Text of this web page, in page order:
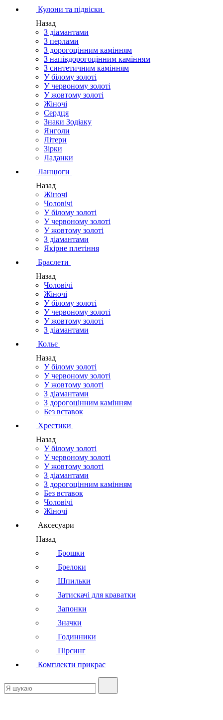
Кулони та підвіски
Назад
З діамантами
З перлами
З дорогоцінним камінням
З напівдорогоцінним камінням
З синтетичним камінням
У білому золоті
У червоному золоті
У жовтому золоті
Жіночі
Сердця
Знаки Зодіаку
Янголи
Літери
Зірки
Ладанки
Ланцюги
Назад
Жіночі
Чоловічі
У білому золоті
У червоному золоті
У жовтому золоті
З діамантами
Якірне плетіння
Браслети
Назад
Чоловічі
Жіночі
У білому золоті
У червоному золоті
У жовтому золоті
З діамантами
Кольє
Назад
У білому золоті
У червоному золоті
У жовтому золоті
З діамантами
З дорогоцінним камінням
Без вставок
Хрестики
Назад
У білому золоті
У червоному золоті
У жовтому золоті
З діамантами
З дорогоцінним камінням
Без вставок
Чоловічі
Жіночі
Аксесуари
Назад
Брошки
Брелоки
Шпильки
Затискачі для краватки
Запонки
Значки
Годинники
Пірсинг
Комплекти прикрас